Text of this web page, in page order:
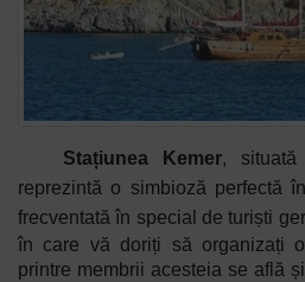
Stațiunea Kemer,
reprezintă o simbioză perfectă
frecventată în special de turiști
în care vă doriți să organizați
printre membrii acesteia se află